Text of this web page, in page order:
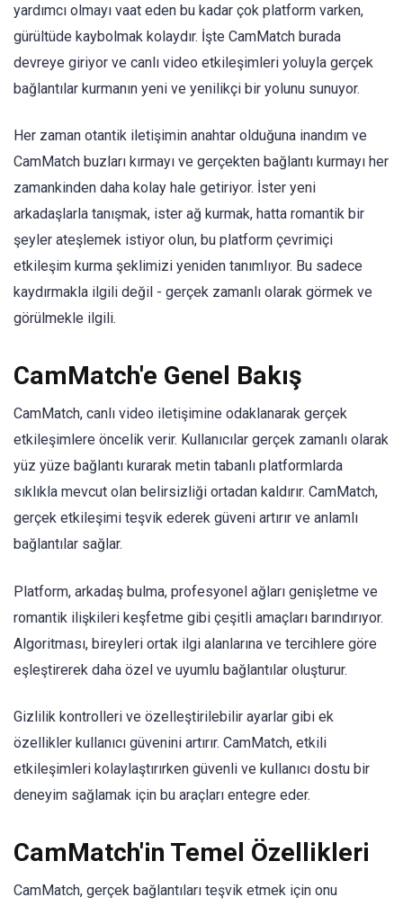
yardımcı olmayı vaat eden bu kadar çok platform varken,
gürültüde kaybolmak kolaydır. İşte CamMatch burada
devreye giriyor ve canlı video etkileşimleri yoluyla gerçek
bağlantılar kurmanın yeni ve yenilikçi bir yolunu sunuyor.
Her zaman otantik iletişimin anahtar olduğuna inandım ve
CamMatch buzları kırmayı ve gerçekten bağlantı kurmayı her
zamankinden daha kolay hale getiriyor. İster yeni
arkadaşlarla tanışmak, ister ağ kurmak, hatta romantik bir
şeyler ateşlemek istiyor olun, bu platform çevrimiçi
etkileşim kurma şeklimizi yeniden tanımlıyor. Bu sadece
kaydırmakla ilgili değil - gerçek zamanlı olarak görmek ve
görülmekle ilgili.
CamMatch'e Genel Bakış
CamMatch, canlı video iletişimine odaklanarak gerçek
etkileşimlere öncelik verir. Kullanıcılar gerçek zamanlı olarak
yüz yüze bağlantı kurarak metin tabanlı platformlarda
sıklıkla mevcut olan belirsizliği ortadan kaldırır. CamMatch,
gerçek etkileşimi teşvik ederek güveni artırır ve anlamlı
bağlantılar sağlar.
Platform, arkadaş bulma, profesyonel ağları genişletme ve
romantik ilişkileri keşfetme gibi çeşitli amaçları barındırıyor.
Algoritması, bireyleri ortak ilgi alanlarına ve tercihlere göre
eşleştirerek daha özel ve uyumlu bağlantılar oluşturur.
Gizlilik kontrolleri ve özelleştirilebilir ayarlar gibi ek
özellikler kullanıcı güvenini artırır. CamMatch, etkili
etkileşimleri kolaylaştırırken güvenli ve kullanıcı dostu bir
deneyim sağlamak için bu araçları entegre eder.
CamMatch'in Temel Özellikleri
CamMatch, gerçek bağlantıları teşvik etmek için onu